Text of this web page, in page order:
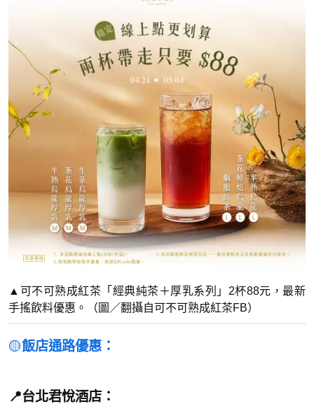
▲可不可熟成紅茶「經典純茶＋厚乳系列」2杯88元，最新
手搖飲料優惠。（圖／翻攝自可不可熟成紅茶FB）
🟡飯店通路優惠：
📍台北君悅酒店：